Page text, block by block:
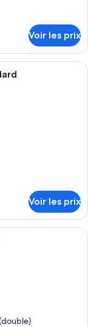
Voir les prix
à coucher
Voir les prix
à coucher avec un lit